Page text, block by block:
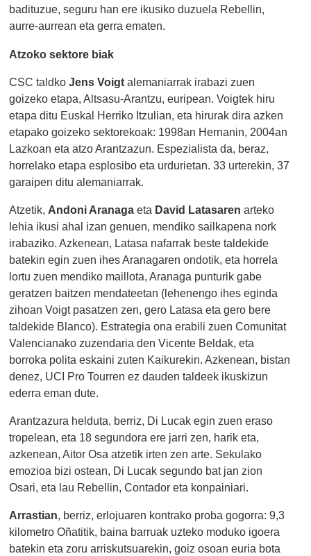
badituzue, seguru han ere ikusiko duzuela Rebellin,
aurre-aurrean eta gerra ematen.
Atzoko sektore biak
CSC taldkoJens Voigt alemaniarrak irabazi zuen
goizeko etapa, Altsasu-Arantzu, euripean. Voigtek hiru
etapa ditu Euskal Herriko Itzulian, eta hirurak dira azken
etapako goizeko sektorekoak: 1998an Hernanin, 2004an
Lazkoan eta atzo Arantzazun. Espezialista da, beraz,
horrelako etapa esplosibo eta urdurietan. 33 urterekin, 37
garaipen ditu alemaniarrak.
Atzetik, Andoni Aranaga eta David Latasaren arteko
lehia ikusi ahal izan genuen, mendiko sailkapena nork
irabaziko. Azkenean, Latasa nafarrak beste taldekide
batekin egin zuen ihes Aranagaren ondotik, eta horrela
lortu zuen mendiko maillota, Aranaga punturik gabe
geratzen baitzen mendateetan (lehenengo ihes eginda
zihoan Voigt pasatzen zen, gero Latasa eta gero bere
taldekide Blanco). Estrategia ona erabili zuen Comunitat
Valencianako zuzendaria den Vicente Beldak, eta
borroka polita eskaini zuten Kaikurekin. Azkenean, bistan
denez, UCI Pro Tourren ez dauden taldeek ikuskizun
ederra eman dute.
Arantzazura helduta, berriz, Di Lucak egin zuen eraso
tropelean, eta 18 segundora ere jarri zen, harik eta,
azkenean, Aitor Osa atzetik irten zen arte. Sekulako
emozioa bizi ostean, Di Lucak segundo bat jan zion
Osari, eta lau Rebellin, Contador eta konpainiari.
Arrastian, berriz, erlojuaren kontrako proba gogorra: 9,3
kilometro Oñatitik, baina barruak uzteko moduko igoera
batekin eta zoru arriskutsuarekin, goiz osoan euria bota